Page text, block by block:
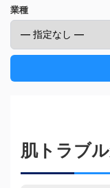
業種
肌トラブ